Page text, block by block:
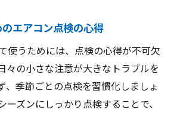
エアコン点検の心得
使うためには、点検の心得が不可欠
々の小さな注意が大きなトラブルを
、季節ごとの点検を習慣化しましょ
ーズンにしっかり点検することで、